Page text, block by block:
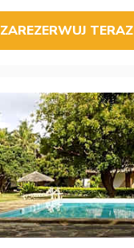
ZAREZERWUJ TERAZ